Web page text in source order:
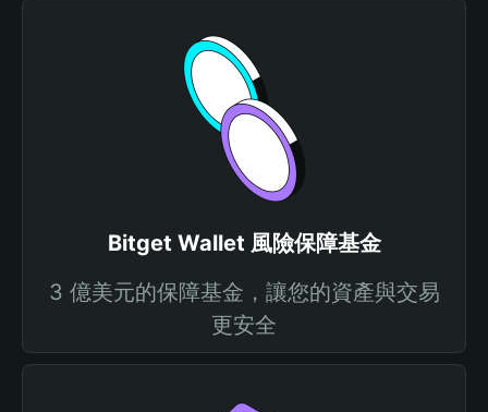
Bitget Wallet 風險保障基金
3 億美元的保障基金，讓您的資產與交易
更安全